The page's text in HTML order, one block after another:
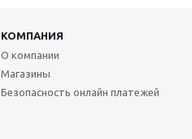
КОМПАНИЯ
О компании
Магазины
Безопасность онлайн платежей